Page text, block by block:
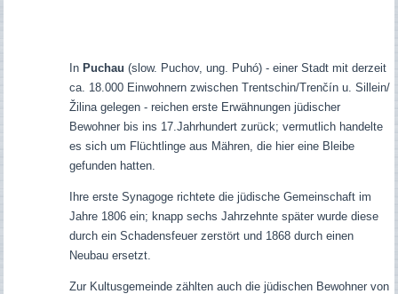
In Puchau (slow. Puchov, ung. Puhó) - einer Stadt mit derzeit
ca. 18.000 Einwohnern zwischen Trentschin/Trenčínu. Sillein/
Žilina gelegen - reichen erste Erwähnungen jüdischer
Bewohner bis ins 17.Jahrhundert zurück; vermutlich handelte
es sich um Flüchtlinge aus Mähren, die hier eine Bleibe
gefunden hatten.
Ihre erste Synagoge richtete die jüdische Gemeinschaft im
Jahre 1806 ein; knapp sechs Jahrzehnte später wurde diese
durch ein Schadensfeuer zerstört und 1868 durch einen
Neubau ersetzt.
Zur Kultusgemeinde zählten auch die jüdischen Bewohner von